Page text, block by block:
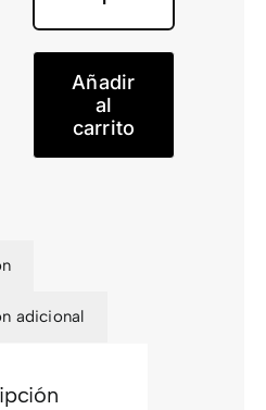
Reaction
ONE
600
cantidad
Añadir
al
carrito
adicional